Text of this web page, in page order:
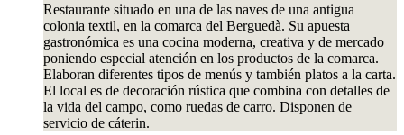
Restaurante situado en una de las naves de una antigua
colonia textil, en la comarca del Berguedà. Su apuesta
gastronómica es una cocina moderna, creativa y de mercado
poniendo especial atención en los productos de la comarca.
Elaboran diferentes tipos de menús y también platos a la carta.
El local es de decoración rústica que combina con detalles de
la vida del campo, como ruedas de carro. Disponen de
servicio de cáterin.